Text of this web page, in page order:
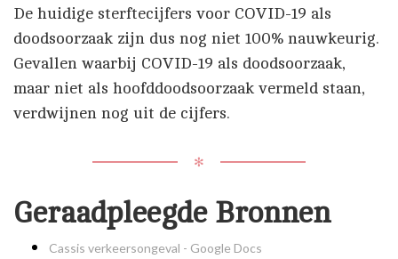
De huidige sterftecijfers voor COVID-19 als
doodsoorzaak zijn dus nog niet 100% nauwkeurig.
Gevallen waarbij COVID-19 als doodsoorzaak,
maar niet als hoofddoodsoorzaak vermeld staan,
verdwijnen nog uit de cijfers.
✻
Geraadpleegde Bronnen
Cassis verkeersongeval - Google Docs